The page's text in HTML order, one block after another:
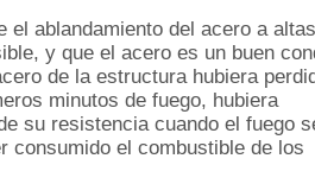
el ablandamiento del acero a altas
y que el acero es un buen
de la estructura hubiera
minutos de fuego, hubiera
su resistencia cuando el fuego
consumido el combustible de los